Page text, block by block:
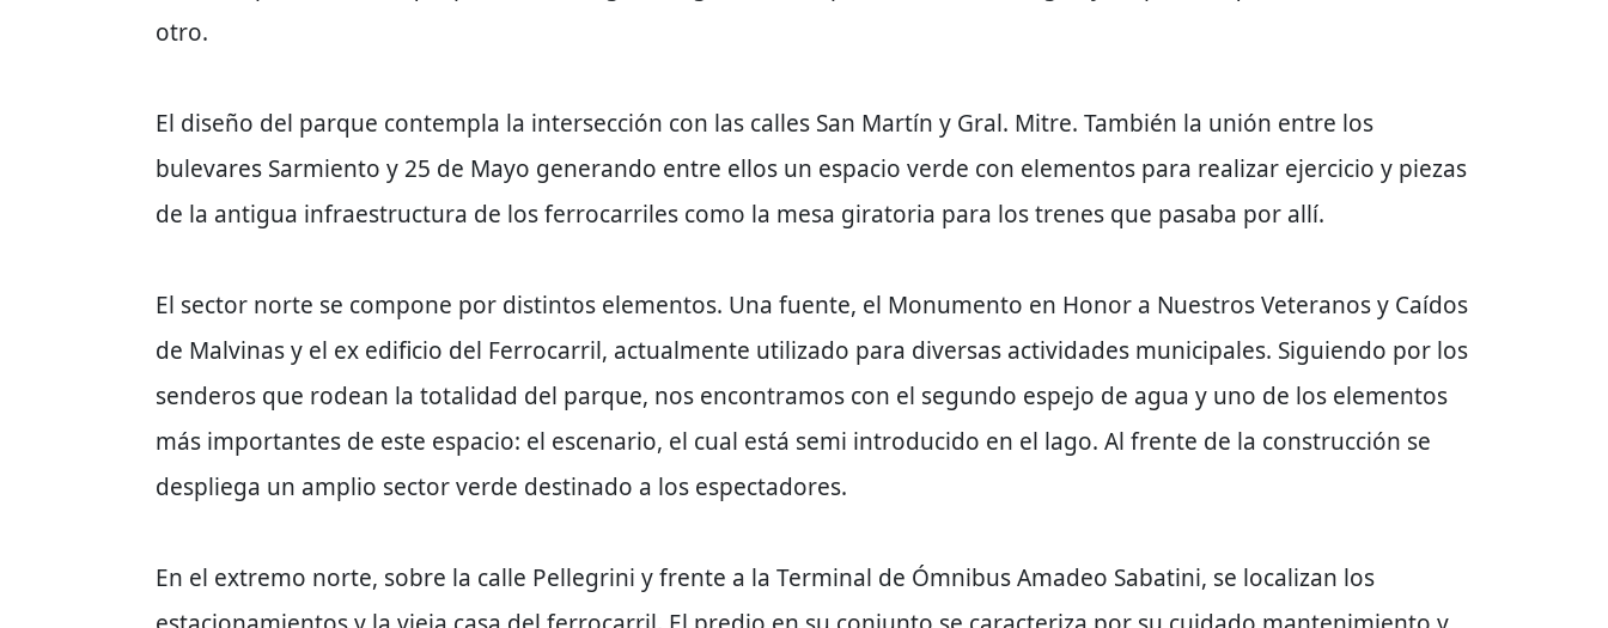
otro.
El diseño del parque contempla la intersección con las calles San Martín y Gral. Mitre. También la unión entre los
bulevares Sarmiento y 25 de Mayo generando entre ellos un espacio verde con elementos para realizar ejercicio y piezas
de la antigua infraestructura de los ferrocarriles como la mesa giratoria para los trenes que pasaba por allí.
El sector norte se compone por distintos elementos. Una fuente, el Monumento en Honor a Nuestros Veteranos y Caídos
de Malvinas y el ex edificio del Ferrocarril, actualmente utilizado para diversas actividades municipales. Siguiendo por los
senderos que rodean la totalidad del parque, nos encontramos con el segundo espejo de agua y uno de los elementos
más importantes de este espacio: el escenario, el cual está semi introducido en el lago. Al frente de la construcción se
despliega un amplio sector verde destinado a los espectadores.
En el extremo norte, sobre la calle Pellegrini y frente a la Terminal de Ómnibus Amadeo Sabatini, se localizan los